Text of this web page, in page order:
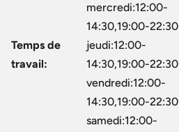
Temps de
travail:
mercredi:12:00-
14:30,19:00-22:30
jeudi:12:00-
14:30,19:00-22:30
vendredi:12:00-
14:30,19:00-22:30
samedi:12:00-